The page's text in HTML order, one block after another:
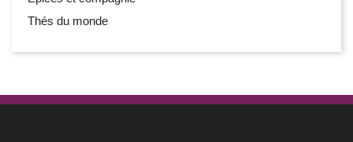
Thés du monde